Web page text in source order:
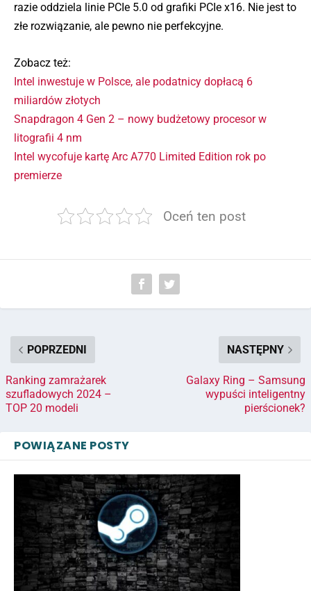
razie oddziela linie PCIe 5.0 od grafiki PCIe x16. Nie jest to
złe rozwiązanie, ale pewno nie perfekcyjne.
Zobacz też:
Intel inwestuje w Polsce, ale podatnicy dopłacą 6
miliardów złotych
Snapdragon 4 Gen 2 – nowy budżetowy procesor w
litografii 4 nm
Intel wycofuje kartę Arc A770 Limited Edition rok po
premierze
Oceń ten post
POPRZEDNI
Ranking zamrażarek
szufladowych 2024 –
TOP 20 modeli
NASTĘPNY
Galaxy Ring – Samsung
wypuści inteligentny
pierścionek?
POWIĄZANE POSTY